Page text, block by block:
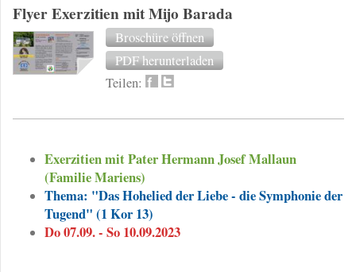
Flyer Exerzitien mit Mijo Barada
Broschüre öffnen
PDF herunterladen
Teilen:
Exerzitien mit Pater Hermann Josef Mallaun
(Familie Mariens)
Thema: "Das Hohelied der Liebe - die Symphonie der
Tugend" (1 Kor 13)
Do 07.09. - So 10.09.2023